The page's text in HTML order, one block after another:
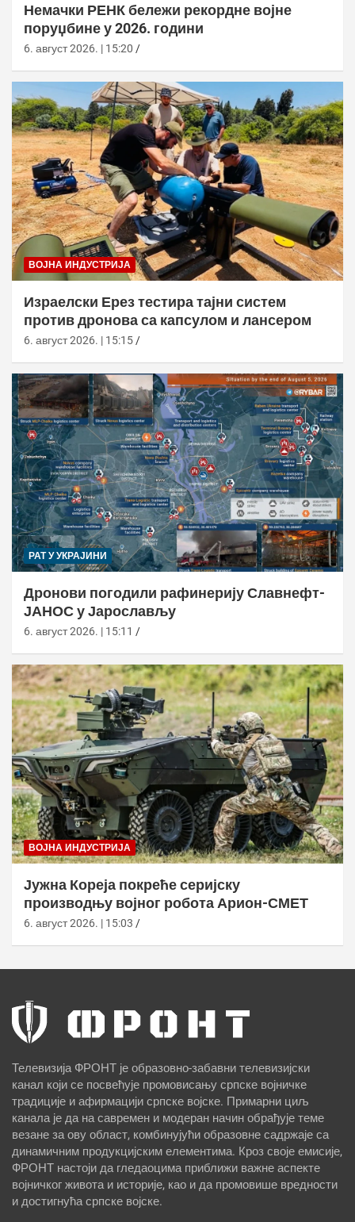
Немачки РЕНК бележи рекордне војне
поруџбине у 2026. години
6. август 2026. | 15:20
ВОЈНА ИНДУСТРИЈА
Израелски Ерез тестира тајни систем
против дронова са капсулом и лансером
6. август 2026. | 15:15
РАТ У УКРАЈИНИ
Дронови погодили рафинерију Славнефт-
ЈАНОС у Јарослављу
6. август 2026. | 15:11
ВОЈНА ИНДУСТРИЈА
Јужна Кореја покреће серијску
производњу војног робота Арион-СМЕТ
6. август 2026. | 15:03
Телевизија ФРОНТ је образовно-забавни телевизијски
канал који се посвећује промовисању српске војничке
традиције и афирмацији српске војске. Примарни циљ
канала је да на савремен и модеран начин обрађује теме
везане за ову област, комбинујући образовне садржаје са
динамичним продукцијским елементима. Кроз своје емисије,
ФРОНТ настоји да гледаоцима приближи важне аспекте
војничког живота и историје, као и да промовише вредности
и достигнућа српске војске.